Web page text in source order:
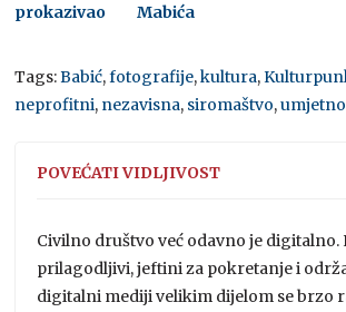
prokazivao
Mabića
Tags:Babić,fotografije,kultura,
neprofitni, nezavisna, siromaštvo,
POVEĆATI VIDLJIVOST
Civilno društvo već odavno je digitalno.
prilagodljivi, jeftini za pokretanje i
digitalni mediji velikim dijelom se brzo